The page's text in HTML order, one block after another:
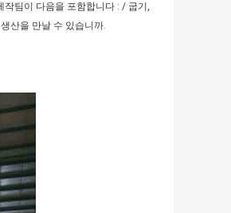
팀이 다음을 포함합니다 : / 굽기,
산을 만날 수 있습니까.